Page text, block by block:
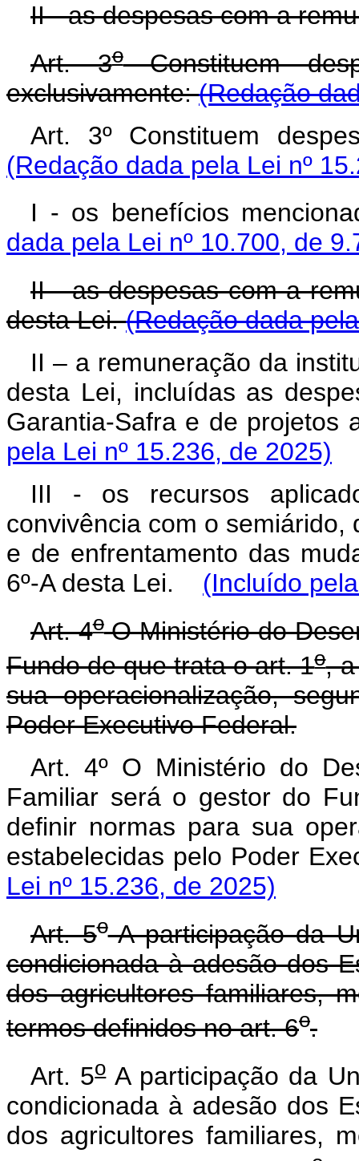
II - as despesas com a
Art. 3oConstituem
exclusivamente:(Redação
Art. 3º Constituem
(Redação dada pela Lei nº
I - os benefícios
dada pela Lei nº 10.700, de
II - as despesas com a
desta Lei.(Redação dada
II – a remuneração da
desta Lei, incluídas as
Garantia-Safra e de
pela Lei nº 15.236, de 2025)
III - os recursos
convivência com o
e de enfrentamento das
6º-A desta Lei. (Incluído
Art. 4oO Ministério do
Fundo de que trata o art. 1o,
sua operacionalização,
Poder Executivo Federal.
Art. 4º O Ministério do
Familiar será o gestor do
definir normas para sua
estabelecidas pelo Poder
Lei nº 15.236, de 2025)
Art. 5oA participação da
condicionada à adesão dos
dos agricultores familiares,
termos definidos no art. 6o.
Art. 5oA participação da
condicionada à adesão dos
dos agricultores familiares,